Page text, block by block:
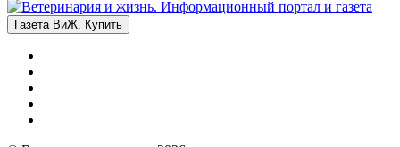
Газета ВиЖ. Купить